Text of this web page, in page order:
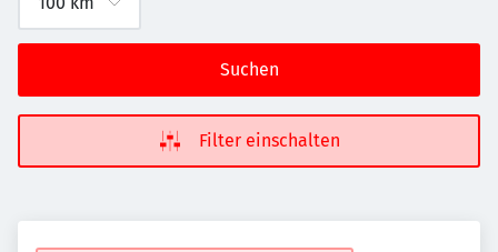
Suchen
Filter einschalten